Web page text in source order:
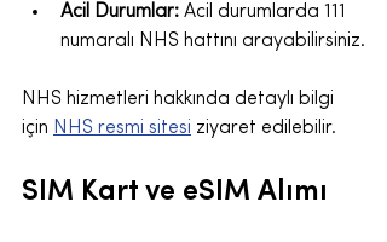
Acil Durumlar: Acil durumlarda 111
numaralı NHS hattını arayabilirsiniz.
NHS hizmetleri hakkında detaylı bilgi
için NHS resmi sitesi ziyaret edilebilir.
SIM Kart ve eSIM Alımı